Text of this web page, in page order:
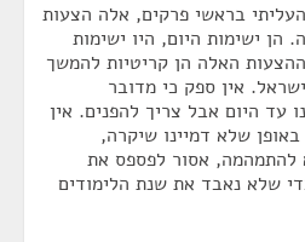
בראשי פרקים, אלה הצעות
ישימות היום, היו ישימות
האלה הן קריטיות להמשך
אין ספק כי מדובר
עד היום אבל צריך להפנים. אין
שלא דמיינו שיקרה,
להתמהמה, אסור לפספס את
שלא נאבד את שנת הלימודים